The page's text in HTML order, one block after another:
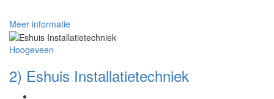
Meer informatie
Hoogeveen
2) Eshuis Installatietechniek